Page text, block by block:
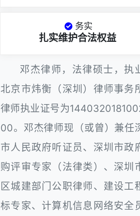
务实
扎实维护合法权益
邓杰律师，法律硕士，执
北京市炜衡（深圳）律师事务
律师执业证号为
00。邓杰律师现（或曾）兼任
市人民政府听证员、深圳市政
购评审专家（法律类）、深圳
区城建部门公职律师、建设工
标专家、计算机信息网络安全